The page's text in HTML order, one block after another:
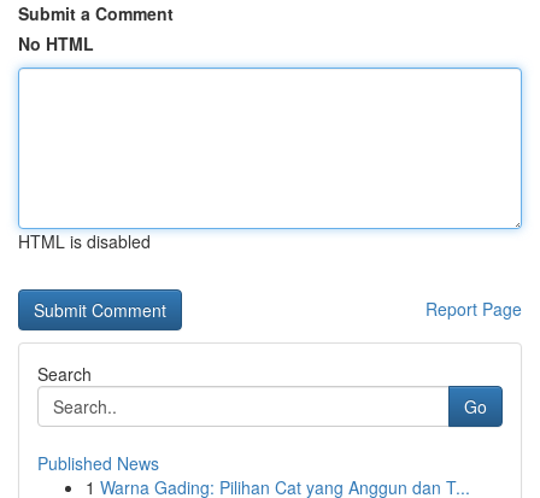
Submit a Comment
No HTML
HTML is disabled
Report Page
Search
Go
Published News
1 Warna Gading: Pilihan Cat yang Anggun dan T...